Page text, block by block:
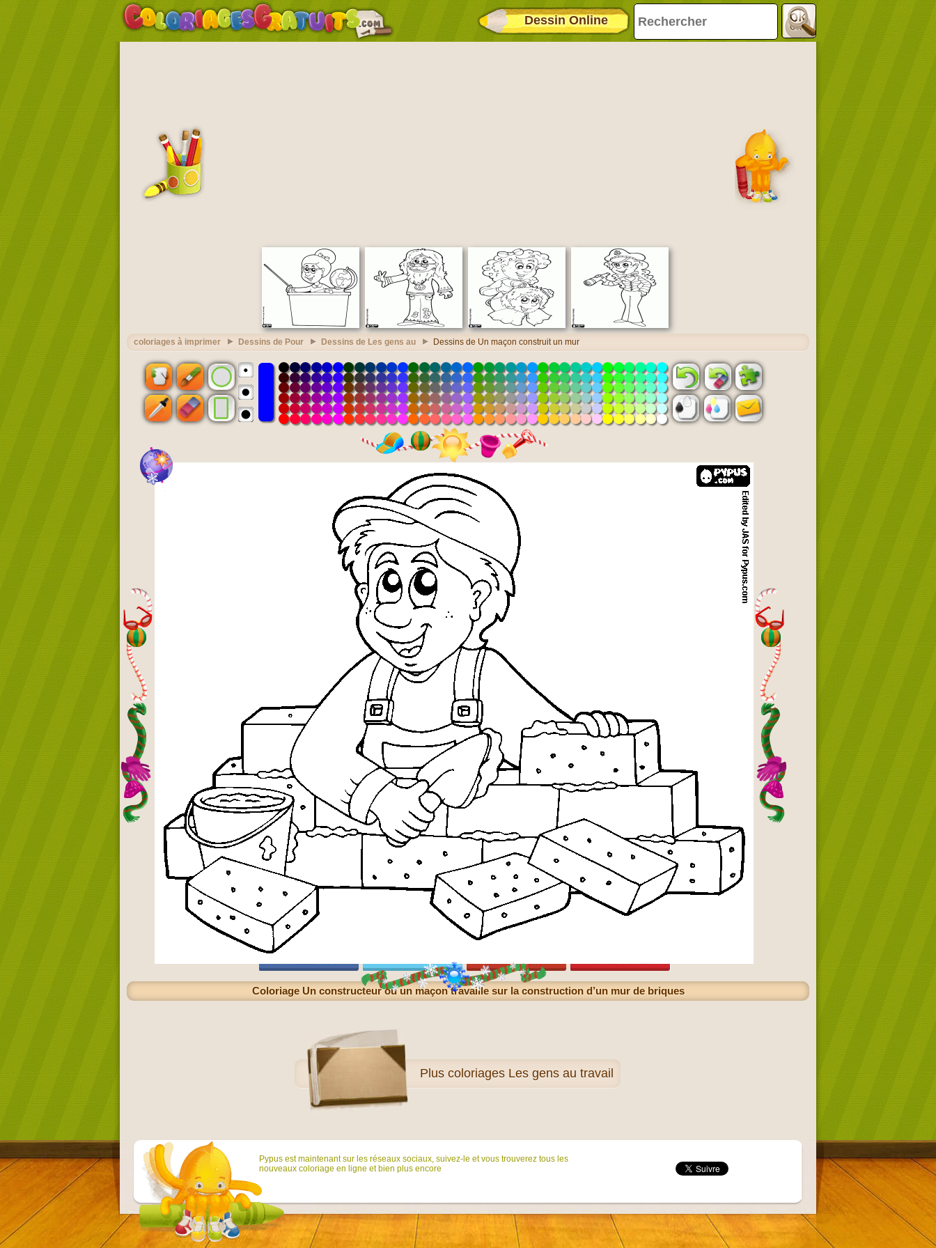
Dessin Online
coloriages à imprimer Dessins de Pour Dessins de Les gens au Dessins de Un maçon construit un mur
Coloriage Un constructeur ou un maçon travaille sur la construction d’un mur de briques
Plus coloriages Les gens au travail
Pypus est maintenant sur ​​les réseaux sociaux, suivez-le et vous trouverez tous les
nouveaux coloriage en ligne et bien plus encore